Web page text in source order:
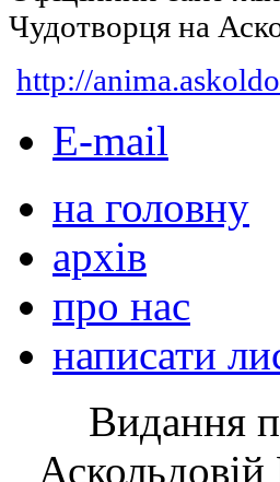
Чудотворця на
http://
E-mail
на головну
архів
про нас
написати
Видання